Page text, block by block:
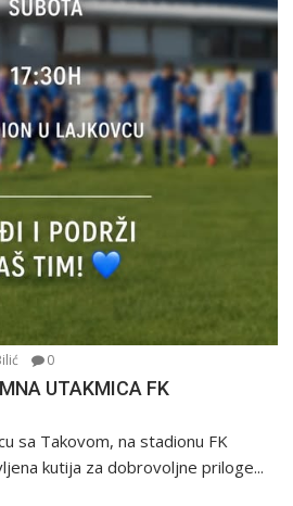
0
UTAKMICA FK
sa Takovom, na stadionu FK
kutija za dobrovoljne priloge...